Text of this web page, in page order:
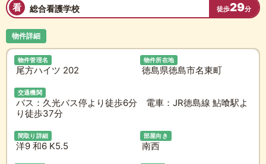
看 総合看護学校 徒歩29分
物件詳細
物件管理名
尾方ハイツ 202
物件所在地
徳島県徳島市名東町
交通機関
バス：久光バス停より徒歩6分 電車：JR徳島線 鮎喰駅よ
り徒歩37分
間取り詳細
洋9 和6 K5.5
部屋向き
南西